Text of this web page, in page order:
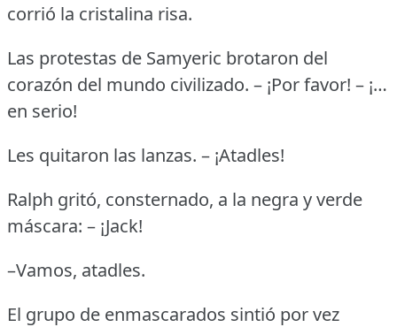
corrió la cristalina risa.
Las protestas de Samyeric brotaron del
corazón del mundo civilizado. – ¡Por favor! – ¡…
en serio!
Les quitaron las lanzas. – ¡Atadles!
Ralph gritó, consternado, a la negra y verde
máscara: – ¡Jack!
–Vamos, atadles.
El grupo de enmascarados sintió por vez